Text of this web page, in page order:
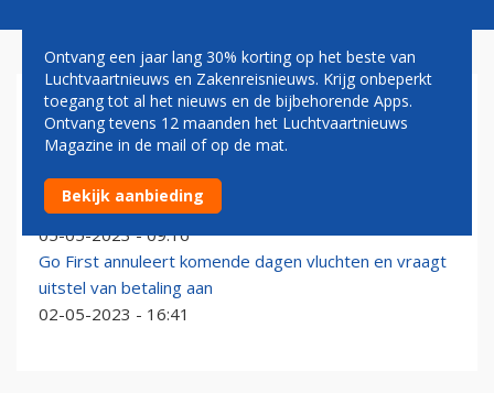
GEARED TURBOFAN
Iraqi Airways moet Airbus A220's aan de grond houden
na GTF-problemen
05-05-2023 - 09:16
Go First annuleert komende dagen vluchten en vraagt
uitstel van betaling aan
02-05-2023 - 16:41
Ontvang een jaar lang 30% korting op het beste van
Luchtvaartnieuws en Zakenreisnieuws. Krijg onbeperkt
toegang tot al het nieuws en de bijbehorende Apps.
Ontvang tevens 12 maanden het Luchtvaartnieuws
Magazine in de mail of op de mat.
Bekijk aanbieding